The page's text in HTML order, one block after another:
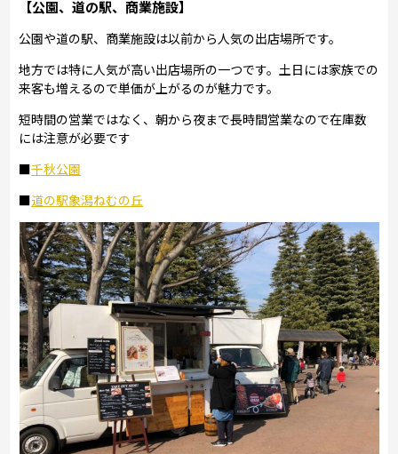
【公園、道の駅、商業施設】
公園や道の駅、商業施設は以前から人気の出店場所です。
地方では特に人気が高い出店場所の一つです。土日には家族での
来客も増えるので単価が上がるのが魅力です。
短時間の営業ではなく、朝から夜まで長時間営業なので在庫数
には注意が必要です
■千秋公園
■道の駅象潟ねむの丘